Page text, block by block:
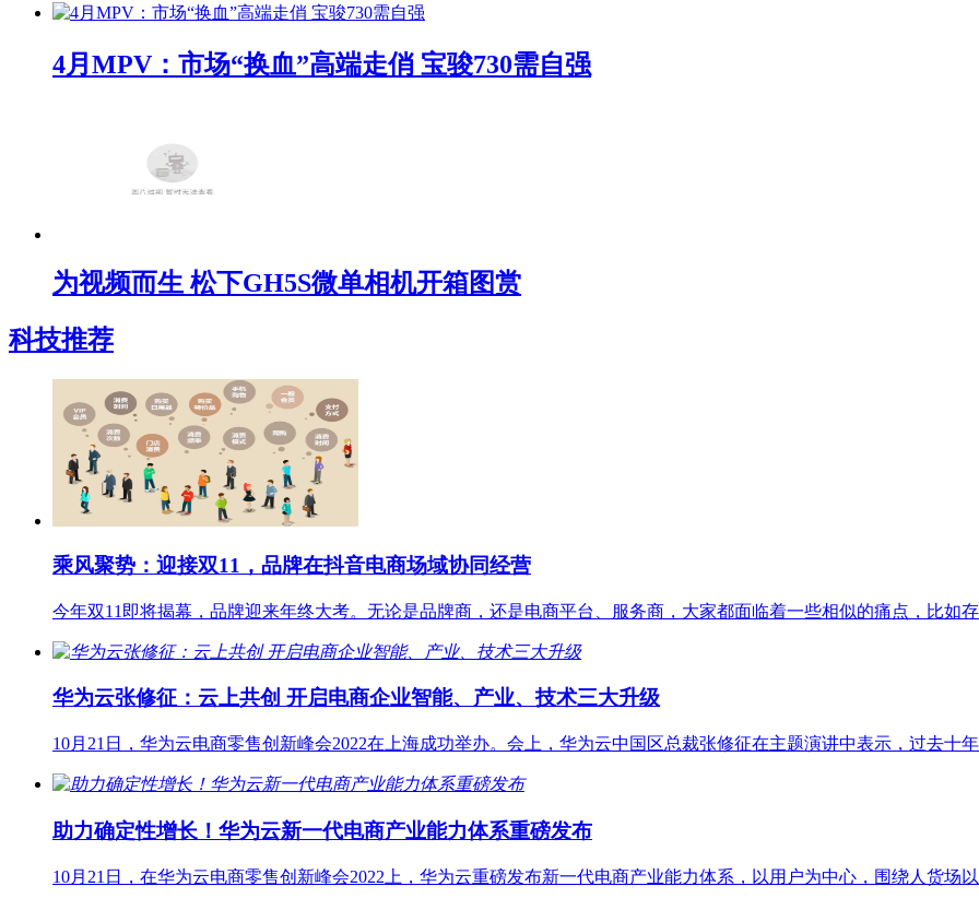
4月MPV：市场“换血”高端走俏 宝骏730需自强
为视频而生 松下GH5S微单相机开箱图赏
科技推荐
乘风聚势：迎接双11，品牌在抖音电商场域协同经营
今年双11即将揭幕，品牌迎来年终大考。无论是品牌商，还是电商平台、服务商，大家都面临着一些相似的痛点，比如
华为云张修征：云上共创 开启电商企业智能、产业、技术三大升级
10月21日，华为云电商零售创新峰会2022在上海成功举办。会上，华为云中国区总裁张修征在主题演讲中表示，过去十
助力确定性增长！华为云新一代电商产业能力体系重磅发布
10月21日，在华为云电商零售创新峰会2022上，华为云重磅发布新一代电商产业能力体系，以用户为中心，围绕人货场